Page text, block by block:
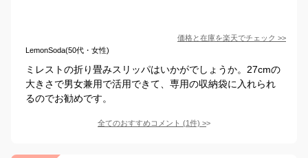
価格と在庫を楽天でチェック >>
LemonSoda(50代・女性)
ミレストの折り畳みスリッパはいかがでしょうか。27cmの
大きさで男女兼用で活用できて、専用の収納袋に入れられ
るのでお勧めです。
全てのおすすめコメント (1件) >